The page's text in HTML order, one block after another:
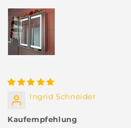
Ingrid Schneider
Kaufempfehlung